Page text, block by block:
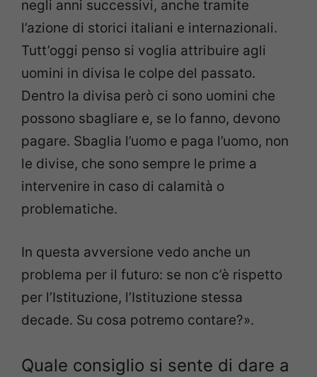
negli anni successivi, anche tramite
l’azione di storici italiani e internazionali.
Tutt’oggi penso si voglia attribuire agli
uomini in divisa le colpe del passato.
Dentro la divisa però ci sono uomini che
possono sbagliare e, se lo fanno, devono
pagare. Sbaglia l’uomo e paga l’uomo, non
le divise, che sono sempre le prime a
intervenire in caso di calamità o
problematiche.
In questa avversione vedo anche un
problema per il futuro: se non c’è rispetto
per l’Istituzione, l’Istituzione stessa
decade. Su cosa potremo contare?».
Quale consiglio si sente di dare a